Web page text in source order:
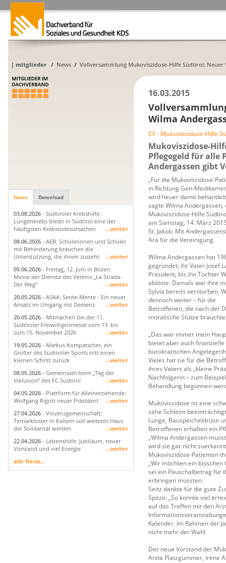
| mitglieder/ News/ Vollversammlung Mukoviszidose-Hilfe Südtirol: Neuer
News Download
03.08.2026 - Südtiroler Krebshilfe:
Lungenkrebs bleibt in Südtirol eine der
häufigsten Krebstodesursachen
...weiter
08.06.2026 - AEB: Schülerinnen und Schüler
mit Behinderung brauchen die
Unterstützung, die ihnen zusteht
...weiter
05.06.2026 - Freitag, 12. Juni in Bozen:
Messe der Dienste des Vereins „La Strada-
Der Weg“
...weiter
20.05.2026 - ASAA: Sente-Mente - Ein neuer
Ansatz im Umgang mit Demenz
...weiter
20.05.2026 - Mitmachen bei der 11.
Südtiroler Freiwilligenmesse vom 13. bis
zum 15. November 2026
...weiter
19.05.2026 - Markus Kompatscher, ein
Großer des Südtiroler Sports tritt einen
kleinen Schritt zurück
...weiter
08.05.2026 - Gemeinsam beim „Tag der
Inklusion“ des FC Südtirol
...weiter
04.05.2026 - Plattform für Alleinerziehende:
Wolfgang Rigott neuer Präsident
...weiter
27.04.2026 - Vinzenzgemeinschaft:
Tertiarkloster in Kaltern soll weiteres Haus
der Solidarität werden
...weiter
22.04.2026 - Lebenshilfe: Jubiläum, neuer
Vorstand und viel Energie
...weiter
alle News...
16.03.2015
Wilma
CF - Mukoviszidose-Hilfe
Mukoviszidose-
Pflegegeld für alle
Andergassen gibt
„Für die Mukoviszidose-
in Richtung Gen-
wird heuer damit
sagte Wilma
Mukoviszidose-Hilfe
am Samstag, 14. März
St. Jakob. Mit
Ära für die Vereinigung.
Wilma Andergassen hat
gegründet; ihr Vater Josef
Präsident, bis ihn Tochter
ablöste. Damals war ihre
Sylvia bereits verstorben.
dennoch weiter – für die
Betroffenen, die nach der
moralische Stütze
„Das war immer mein
bietet aber auch
bürokratischen
Vieles hat sie für die
ihres Vaters als „kleine
Nachfolgerin – zum
Behandlung begonnen
Mukoviszidose ist eine
zähe Schleim
Lunge, Bauspeicheldrüse
Betroffenen erhalten ein
„Wilma Andergassen
wird sie gar nicht
Mukoviszidose-Patienten
„Wir möchten ein
sei ein Pauschalbetrag für
erbringen müssten.
Seitz dankte für die gute
Spitze: „So konnte viel
auf das Treffen mit den
Kalender. Im Rahmen der
nicht mehr der Wahl
Der neue Vorstand der
Anita Platzgummer, Irene